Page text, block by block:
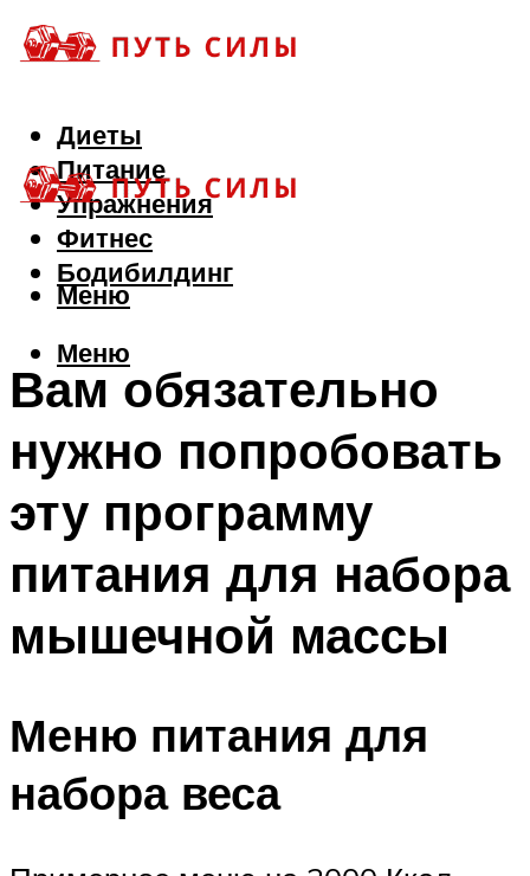
Диеты
Питание
Упражнения
Фитнес
Бодибилдинг
Меню
Меню
Вам обязательно
нужно попробовать
эту программу
питания для набора
мышечной массы
Меню питания для
набора веса